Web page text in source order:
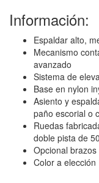
Información:
Espaldar alto,
Mecanismo
avanzado
Sistema de
Base en nylon
Asiento y
paño escorial o
Ruedas
doble pista de
Opcional
Color a elección